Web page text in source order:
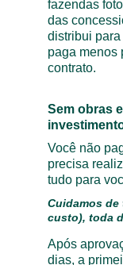
fazendas
das
distribui
paga menos
contrato.
Sem obras
Você não
precisa
tudo para
Cuidamos de
custo), toda
Após
dias, a